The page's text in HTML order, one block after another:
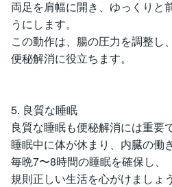
両足を肩幅に開き、ゆっくりと
うにします。
この動作は、腸の圧力を調整し、
便秘解消に役立ちます。
5. 良質な睡眠
良質な睡眠も便秘解消には重要で
睡眠中に体が休まり、内臓の働
毎晩7〜8時間の睡眠を確保し、
規則正しい生活を心がけましょう